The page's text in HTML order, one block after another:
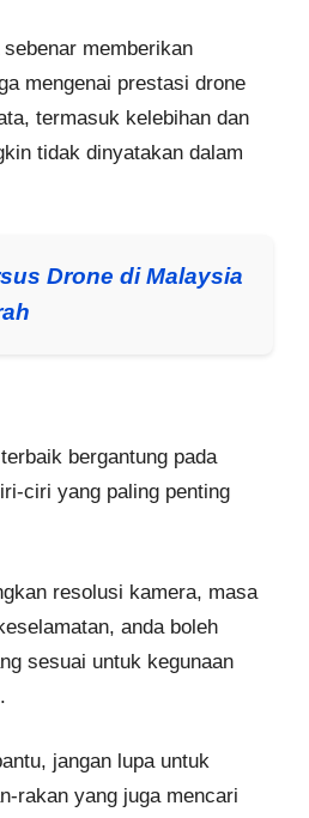
memberikan
mengenai prestasi drone
termasuk kelebihan dan
tidak dinyatakan dalam
Drone di Malaysia
bergantung pada
ciri yang paling penting
resolusi kamera, masa
anda boleh
sesuai untuk kegunaan
jangan lupa untuk
rakan yang juga mencari